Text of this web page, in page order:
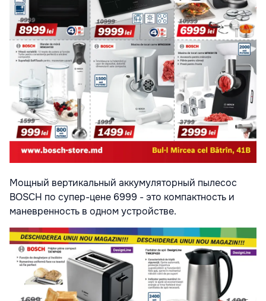
Мощный вертикальный аккумуляторный пылесос
BOSCH по супер-цене 6999 - это компактность и
маневренность в одном устройстве.